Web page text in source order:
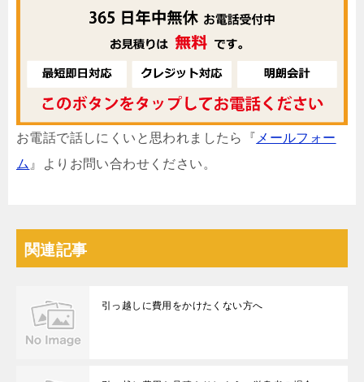
お電話で話しにくいと思われましたら『 メールフォー
ム 』よりお問い合わせください。
関連記事
引っ越しに費用をかけたくない方へ